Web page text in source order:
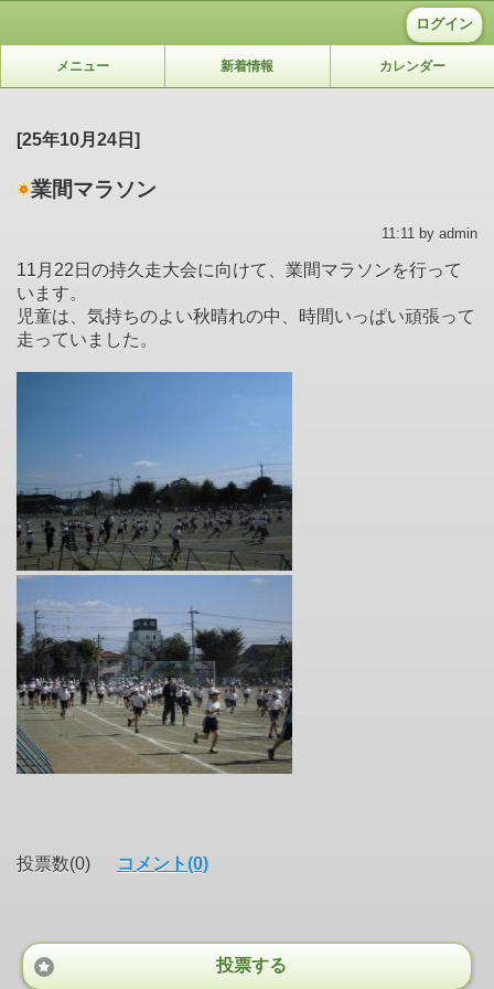
ログイン
メニュー 新着情報 カレンダー
[25年10月24日]
業間マラソン
11:11 by admin
11月22日の持久走大会に向けて、業間マラソンを行って
います。
児童は、気持ちのよい秋晴れの中、時間いっぱい頑張って
走っていました。
投票数(0) コメント(0)
投票する